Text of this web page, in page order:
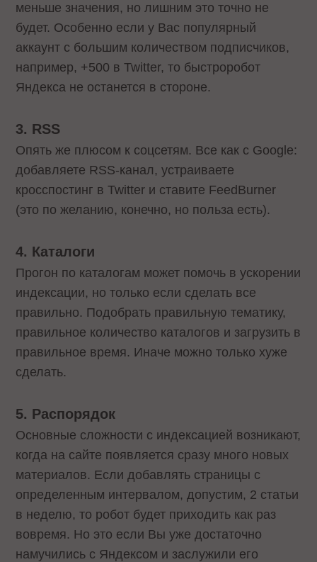
меньше значения, но лишним это точно не
будет. Особенно если у Вас популярный
аккаунт с большим количеством подписчиков,
например, +500 в Twitter, то быстроробот
Яндекса не останется в стороне.
3. RSS
Опять же плюсом к соцсетям. Все как с Google:
добавляете RSS-канал, устраиваете
кросспостинг в Twitter и ставите FeedBurner
(это по желанию, конечно, но польза есть).
4. Каталоги
Прогон по каталогам может помочь в ускорении
индексации, но только если сделать все
правильно. Подобрать правильную тематику,
правильное количество каталогов и загрузить в
правильное время. Иначе можно только хуже
сделать.
5. Распорядок
Основные сложности с индексацией возникают,
когда на сайте появляется сразу много новых
материалов. Если добавлять страницы с
определенным интервалом, допустим, 2 статьи
в неделю, то робот будет приходить как раз
вовремя. Но это если Вы уже достаточно
намучились с Яндексом и заслужили его